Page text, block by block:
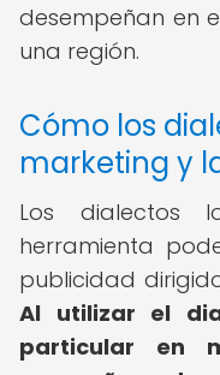
desempeñan en
una región.
Cómo los
marketing y
Los dialectos
herramienta
publicidad
Al utilizar el
particular en